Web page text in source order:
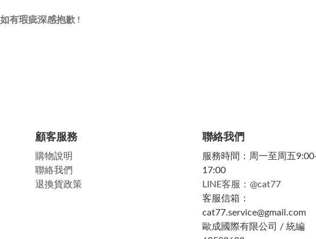
有瑕疵深感抱歉 !
顧客服務
購物說明
聯絡我們
退換貨政策
聯絡我們
服務時間：周一至周五
17:00
LINE客服：@cat77
客服信箱：
cat77.service@gmail.com
歐成國際有限公司 / 統編